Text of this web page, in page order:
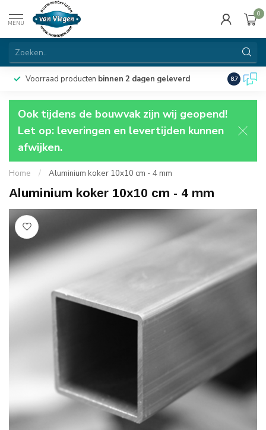
MENU
0
Voorraad producten binnen 2 dagen geleverd 8.7
Ook tijdens de bouwvak zijn wij geopend!
Let op: leveringen en levertijden kunnen
afwijken.
Home / Aluminium koker 10x10 cm - 4 mm
Aluminium koker 10x10 cm - 4 mm